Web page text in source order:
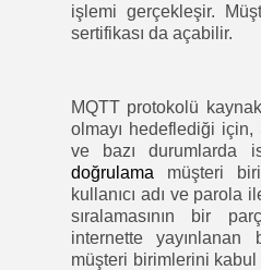
işlemi gerçekleşir.
sertifikası da açabilir.
MQTT protokolü
olmayı hedeflediği
ve bazı durumlarda
doğrulama müşteri
kullanıcı adı ve parola
sıralamasının bir
internette
müşteri birimlerini kabul